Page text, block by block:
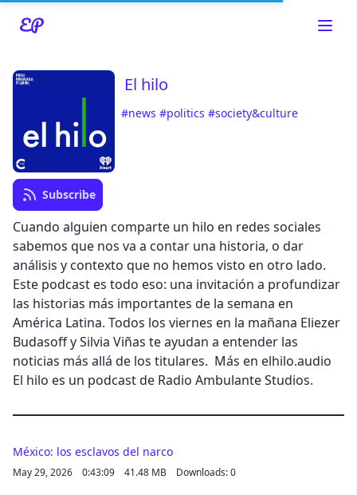
Read about our content policies
El hilo
#news #politics #society&culture
Subscribe
Cuando alguien comparte un hilo en redes sociales
sabemos que nos va a contar una historia, o dar
análisis y contexto que no hemos visto en otro lado.
Este podcast es todo eso: una invitación a profundizar
las historias más importantes de la semana en
América Latina. Todos los viernes en la mañana Eliezer
Budasoff y Silvia Viñas te ayudan a entender las
noticias más allá de los titulares. Más en elhilo.audio
El hilo es un podcast de Radio Ambulante Studios.
Cancel
México: los esclavos del narco
May 29, 2026 0:43:09 41.48 MB Downloads: 0